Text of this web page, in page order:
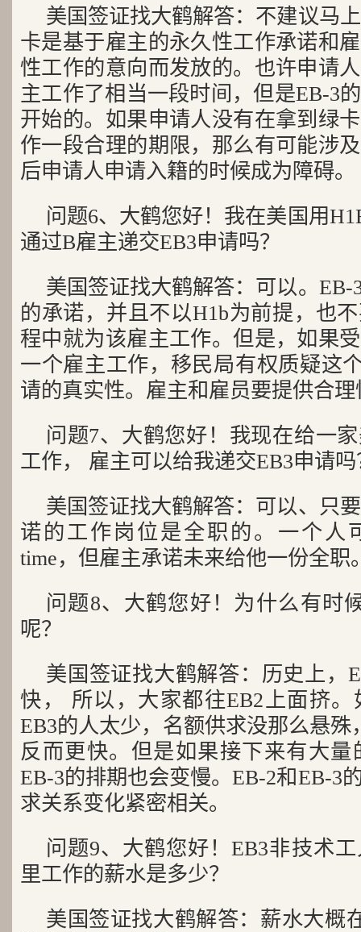
美国签证找大鹤解答：不建议马
卡是基于雇主的永久性工作承诺和
性工作的意向而发放的。也许申请
主工作了相当一段时间，但是EB-3
开始的。如果申请人没有在拿到绿
作一段合理的期限，那么有可能涉
后申请人申请入籍的时候成为障碍。
问题6、大鹤您好！我在美国用
通过B雇主递交EB3申请吗？
美国签证找大鹤解答：可以。
的承诺，并且不以H1b为前提，也
程中就为该雇主工作。但是，如果
一个雇主工作，移民局有权质疑这
请的真实性。雇主和雇员要提供合
问题7、大鹤您好！我现在给一
工作， 雇主可以给我递交EB3申请吗
美国签证找大鹤解答：可以、只
诺的工作岗位是全职的。一个人
time，但雇主承诺未来给他一份全职
问题8、大鹤您好！为什么有时
呢？
美国签证找大鹤解答：历史上，
快， 所以，大家都往EB2上面挤
EB3的人太少，名额供求没那么悬殊
反而更快。但是如果接下来有大量
EB-3的排期也会变慢。EB-2和EB-3
求关系变化紧密相关。
问题9、大鹤您好！EB3非技术
里工作的薪水是多少？
美国签证找大鹤解答：薪水大概